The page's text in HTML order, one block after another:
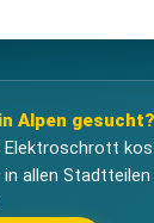
Alpen gesucht?
Elektroschrott
allen Stadtteilen